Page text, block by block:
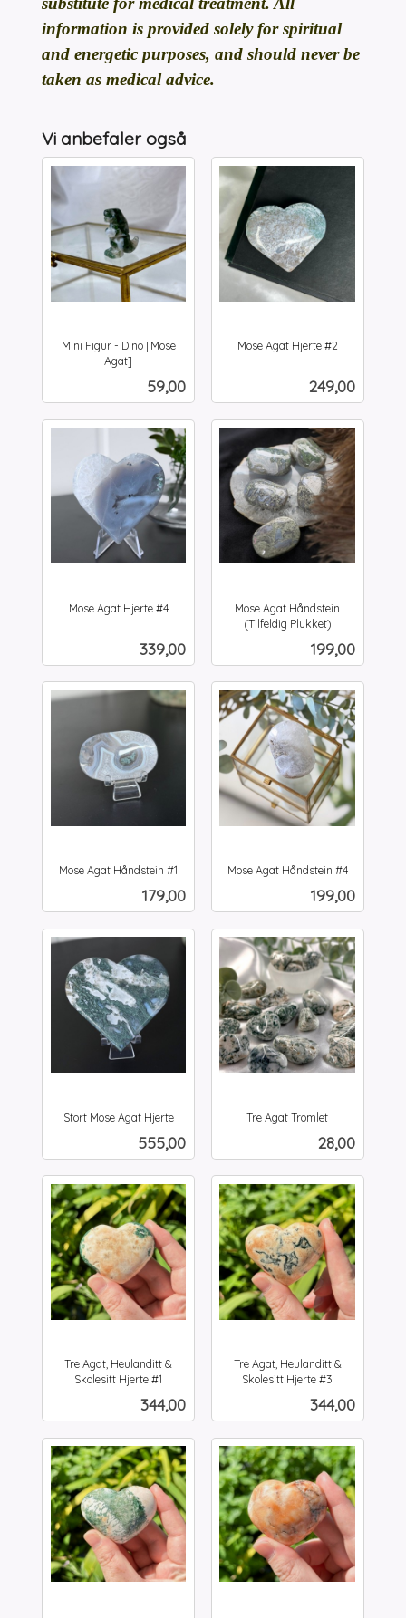
information is provided solely for spiritual
and energetic purposes, and should never be
taken as medical advice.
Vi anbefaler også
Mini Figur - Dino [Mose
Agat]
Pris
59,00
Mose Agat Hjerte #2
Pris
249,00
Mose Agat Hjerte #4
Pris
339,00
Mose Agat Håndstein
(Tilfeldig Plukket)
Pris
199,00
Mose Agat Håndstein #1
Pris
179,00
Mose Agat Håndstein #4
Pris
199,00
Stort Mose Agat Hjerte
Pris
555,00
Tre Agat Tromlet
Pris
28,00
Tre Agat, Heulanditt &
Skolesitt Hjerte #1
Pris
344,00
Tre Agat, Heulanditt &
Skolesitt Hjerte #3
Pris
344,00